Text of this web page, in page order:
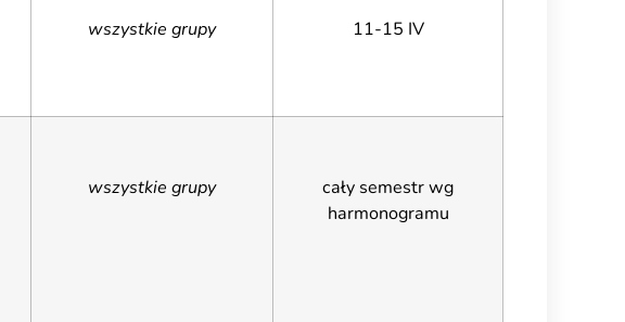
wszystkie grupy 11-15 IV
wszystkie grupy
cały semestr wg
harmonogramu